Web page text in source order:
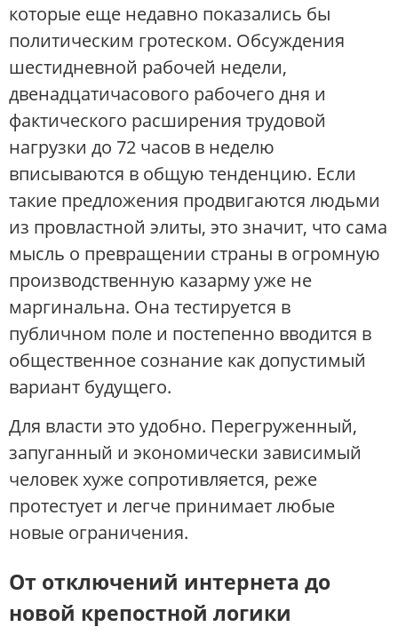
которые еще недавно показались бы
политическим гротеском. Обсуждения
шестидневной рабочей недели,
двенадцатичасового рабочего дня и
фактического расширения трудовой
нагрузки до 72 часов в неделю
вписываются в общую тенденцию. Если
такие предложения продвигаются людьми
из провластной элиты, это значит, что сама
мысль о превращении страны в огромную
производственную казарму уже не
маргинальна. Она тестируется в
публичном поле и постепенно вводится в
общественное сознание как допустимый
вариант будущего.
Для власти это удобно. Перегруженный,
запуганный и экономически зависимый
человек хуже сопротивляется, реже
протестует и легче принимает любые
новые ограничения.
От отключений интернета до
новой крепостной логики